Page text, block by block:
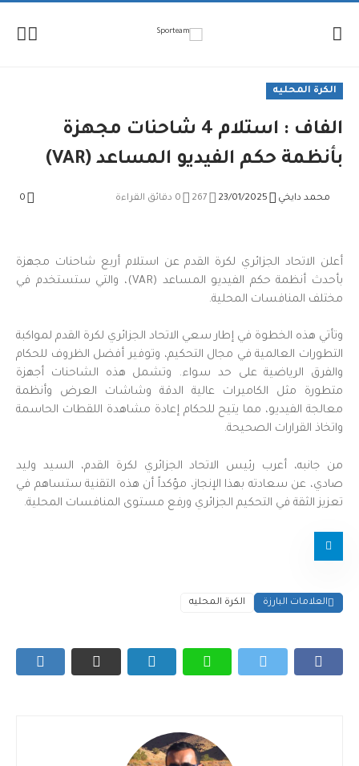
الكرة المحليه
الفاف : استلام 4 شاحنات مجهزة
بأنظمة حكم الفيديو المساعد (VAR)
محمد دايخي 23/01/2025
267 0 دقائق القراءة 0
أعلن الاتحاد الجزائري لكرة القدم عن استلام أربع شاحنات مجهزة
بأحدث أنظمة حكم الفيديو المساعد (VAR)، والتي ستستخدم في
مختلف المنافسات المحلية.
وتأتي هذه الخطوة في إطار سعي الاتحاد الجزائري لكرة القدم لمواكبة
التطورات العالمية في مجال التحكيم، وتوفير أفضل الظروف للحكام
والفرق الرياضية على حد سواء. وتشمل هذه الشاحنات أجهزة
متطورة مثل الكاميرات عالية الدقة وشاشات العرض وأنظمة
معالجة الفيديو، مما يتيح للحكام إعادة مشاهدة اللقطات الحاسمة
واتخاذ القرارات الصحيحة.
من جانبه، أعرب رئيس الاتحاد الجزائري لكرة القدم، السيد وليد
صادي، عن سعادته بهذا الإنجاز، مؤكداً أن هذه التقنية ستساهم في
تعزيز الثقة في التحكيم الجزائري ورفع مستوى المنافسات المحلية.
العلامات البارزة الكرة المحليه